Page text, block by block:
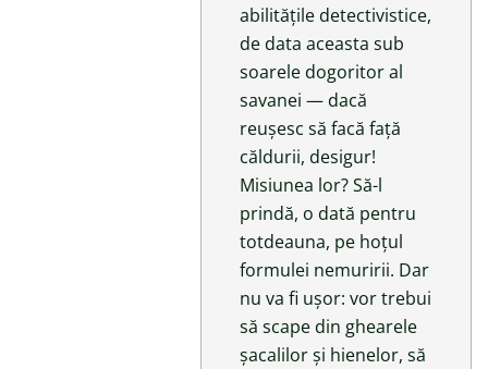
abilitățile detectivistice,
de data aceasta sub
soarele dogoritor al
savanei — dacă
reușesc să facă față
căldurii, desigur!
Misiunea lor? Să-l
prindă, o dată pentru
totdeauna, pe hoțul
formulei nemuririi. Dar
nu va fi ușor: vor trebui
să scape din ghearele
șacalilor și hienelor, să